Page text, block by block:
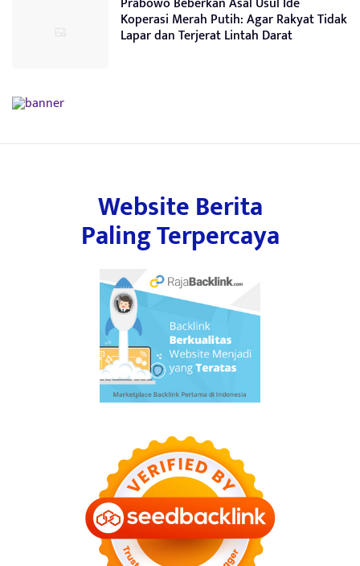
Koperasi Merah Putih: Agar Rakyat Tidak
Lapar dan Terjerat Lintah Darat
Website Berita
Paling Terpercaya